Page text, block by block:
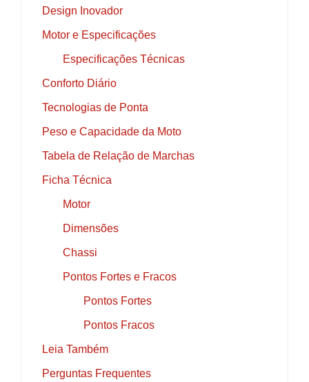
Design Inovador
Motor e Especificações
Especificações Técnicas
Conforto Diário
Tecnologias de Ponta
Peso e Capacidade da Moto
Tabela de Relação de Marchas
Ficha Técnica
Motor
Dimensões
Chassi
Pontos Fortes e Fracos
Pontos Fortes
Pontos Fracos
Leia Também
Perguntas Frequentes